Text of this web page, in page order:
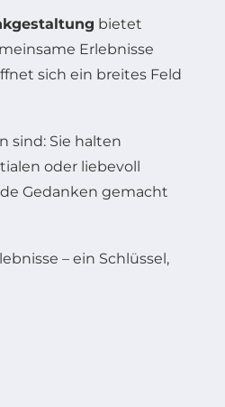
bietet
Erlebnisse
sich ein breites Feld
sind: Sie halten
oder liebevoll
Gedanken gemacht
– ein Schlüssel,